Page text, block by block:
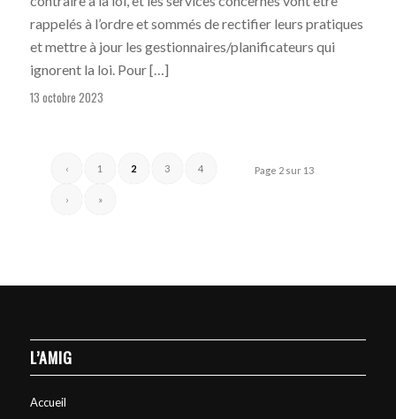
rappelés à l’ordre et sommés de rectifier leurs pratiques
et mettre à jour les gestionnaires/planificateurs qui
ignorent la loi. Pour […]
13 octobre 2023
Page 2 sur 13
‹ 1 2 3 4
› »
L’AMIG
Accueil